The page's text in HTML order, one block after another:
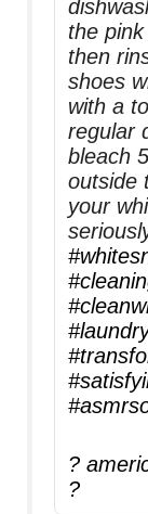
the
then
shoes
with a
regular
bleach
outside
your
?
?